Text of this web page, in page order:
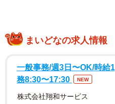
きるためのエールとなる一冊
まいどなの求人情報
一般事務/週3日〜OK/時給
務8:30〜17:30
NEW
株式会社翔和サービス